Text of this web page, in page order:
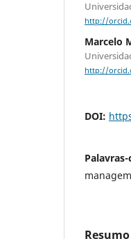
http://
Marcelo
http://
DOI:
Resumo